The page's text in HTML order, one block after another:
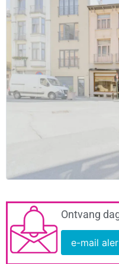
Ontvang
e-mail